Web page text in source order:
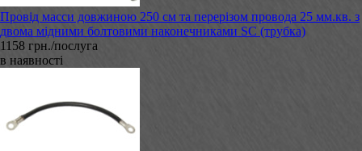
Провід масси довжиною 250 см та перерізом провода 25 мм.кв. з
двома мідними болтовими наконечниками SC (трубка)
1158 грн./послуга
в наявності